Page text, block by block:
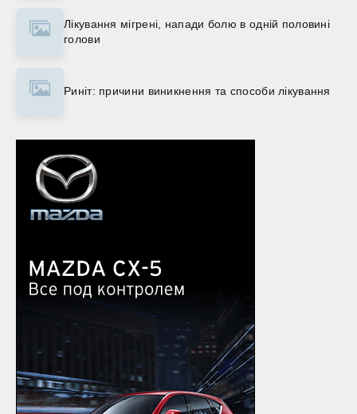
Лікування мігрені, напади болю в одній половині
голови
Риніт: причини виникнення та способи лікування